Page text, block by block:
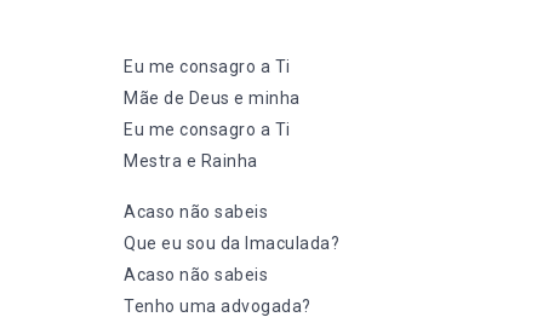
Eu me consagro a Ti
Mãe de Deus e minha
Eu me consagro a Ti
Mestra e Rainha
Acaso não sabeis
Que eu sou da Imaculada?
Acaso não sabeis
Tenho uma advogada?